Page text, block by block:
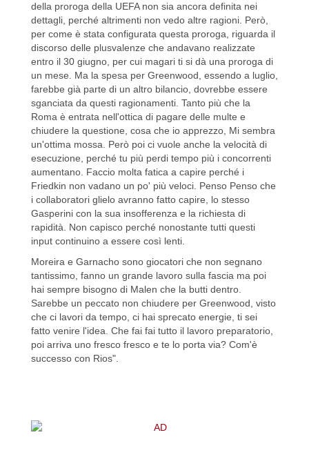
della proroga della UEFA non sia ancora definita nei
dettagli, perché altrimenti non vedo altre ragioni. Però,
per come è stata configurata questa proroga, riguarda il
discorso delle plusvalenze che andavano realizzate
entro il 30 giugno, per cui magari ti si dà una proroga di
un mese. Ma la spesa per Greenwood, essendo a luglio,
farebbe già parte di un altro bilancio, dovrebbe essere
sganciata da questi ragionamenti. Tanto più che la
Roma è entrata nell'ottica di pagare delle multe e
chiudere la questione, cosa che io apprezzo, Mi sembra
un'ottima mossa. Però poi ci vuole anche la velocità di
esecuzione, perché tu più perdi tempo più i concorrenti
aumentano. Faccio molta fatica a capire perché i
Friedkin non vadano un po' più veloci. Penso Penso che
i collaboratori glielo avranno fatto capire, lo stesso
Gasperini con la sua insofferenza e la richiesta di
rapidità. Non capisco perché nonostante tutti questi
input continuino a essere così lenti.
Moreira e Garnacho sono giocatori che non segnano
tantissimo, fanno un grande lavoro sulla fascia ma poi
hai sempre bisogno di Malen che la butti dentro.
Sarebbe un peccato non chiudere per Greenwood, visto
che ci lavori da tempo, ci hai sprecato energie, ti sei
fatto venire l'idea. Che fai fai tutto il lavoro preparatorio,
poi arriva uno fresco fresco e te lo porta via? Com'è
successo con Rios".